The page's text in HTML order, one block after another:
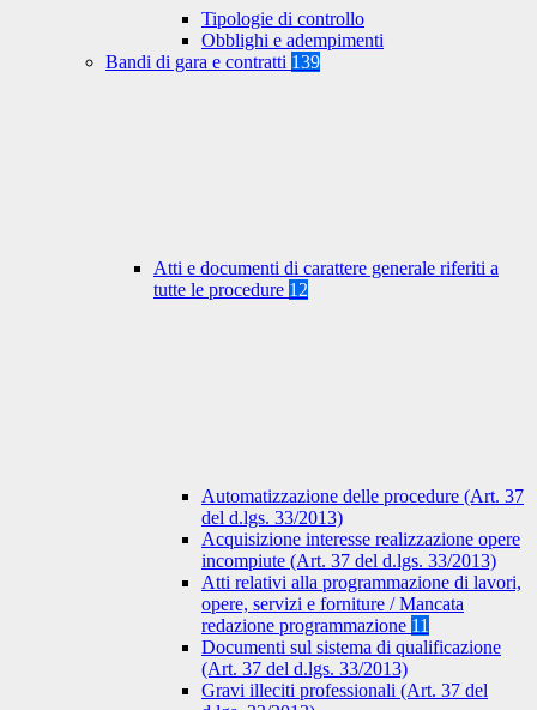
Tipologie di controllo
Obblighi e adempimenti
Bandi di gara e contratti 139
Atti e documenti di carattere generale riferiti a
tutte le procedure 12
Automatizzazione delle procedure (Art. 37
del d.lgs. 33/2013)
Acquisizione interesse realizzazione opere
incompiute (Art. 37 del d.lgs. 33/2013)
Atti relativi alla programmazione di lavori,
opere, servizi e forniture / Mancata
redazione programmazione 11
Documenti sul sistema di qualificazione
(Art. 37 del d.lgs. 33/2013)
Gravi illeciti professionali (Art. 37 del